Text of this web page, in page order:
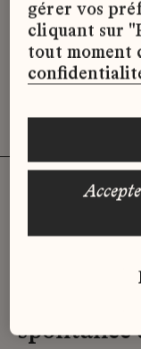
Désolé, il
d’offres
moment.
Vous
qui
Envoyez-
spontanée
gérer vos
cliquant sur
tout moment
accepter les cookies strictement